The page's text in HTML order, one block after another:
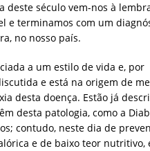
deste século vem-nos à
e terminamos com um
no nosso país.
a um estilo de vida e, por
e está na origem de
desta doença. Estão já
desta patologia, como a
contudo, neste dia de
e de baixo teor nutritivo,